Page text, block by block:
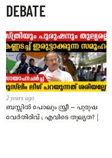
DEBATE
2 years ago
ബസ്സിൽ പോലും സ്ത്രീ – പുരുഷ
വേർതിരിവ് ; എവിടെ തുല്യത? |